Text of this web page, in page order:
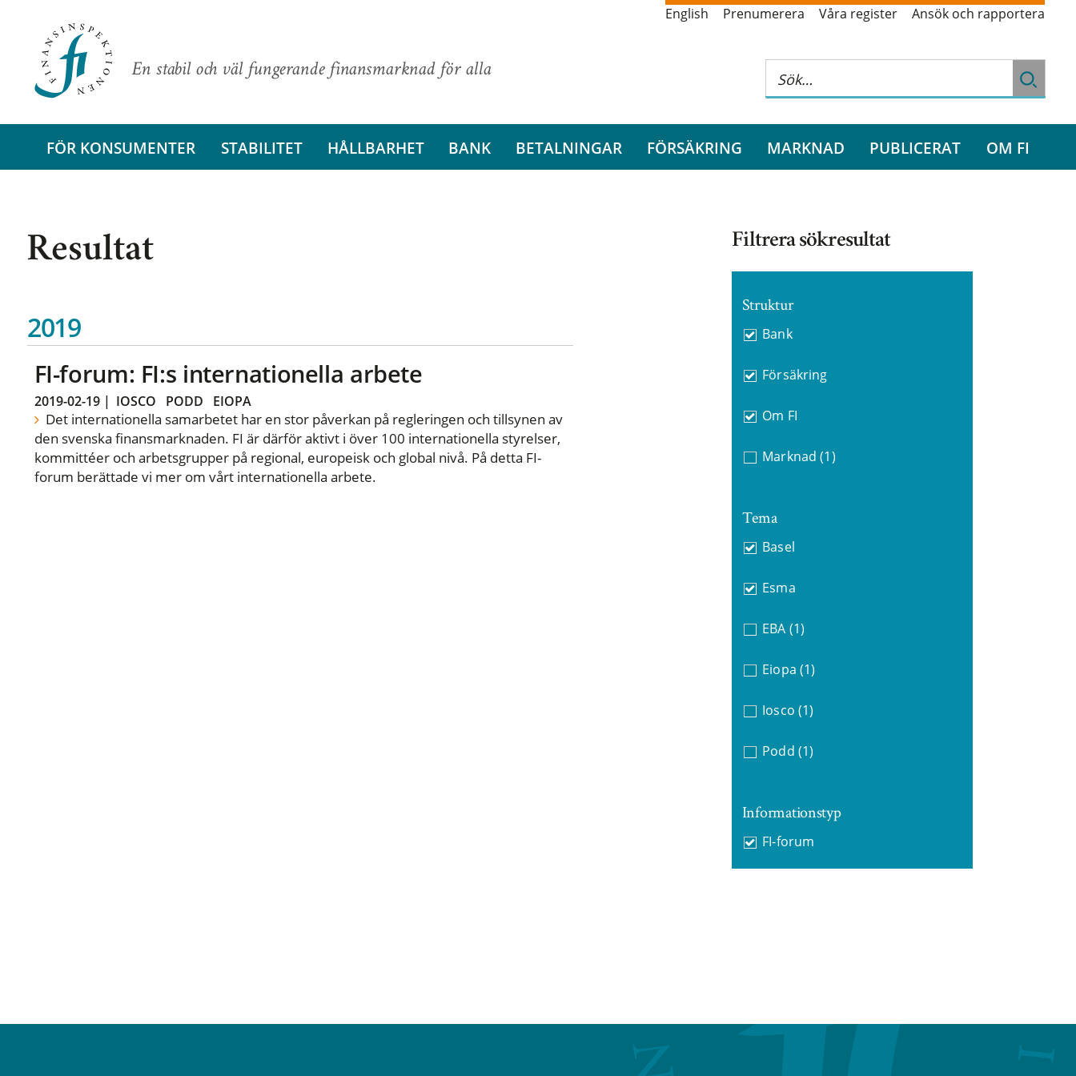
En stabil och väl fungerande finansmarknad för alla
English Prenumerera Våra register Ansök och rapportera
FÖR KONSUMENTER STABILITET HÅLLBARHET BANK BETALNINGAR FÖRSÄKRING MARKNAD PUBLICERAT OM FI
Resultat
2019
FI-forum: FI:s internationella arbete
2019-02-19| IOSCO PODD EIOPA
Det internationella samarbetet har en stor påverkan på regleringen och tillsynen av
den svenska finansmarknaden. FI är därför aktivt i över 100 internationella styrelser,
kommittéer och arbetsgrupper på regional, europeisk och global nivå. På detta FI-
forum berättade vi mer om vårt internationella arbete.
Filtrera sökresultat
Struktur
Bank
Försäkring
Om FI
Marknad (1)
Tema
Basel
Esma
EBA (1)
Eiopa (1)
Iosco (1)
Podd (1)
Informationstyp
FI-forum